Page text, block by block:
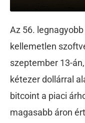
Az 56.
kellemetlen
szeptember 13-
kétezer dollárral
bitcoint a piaci
magasabb áron